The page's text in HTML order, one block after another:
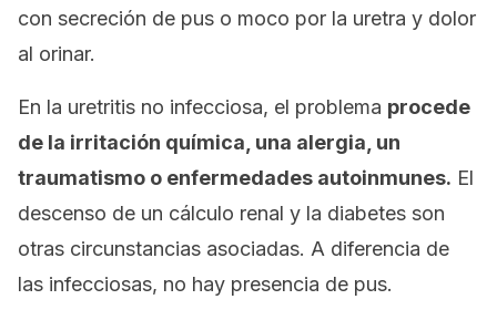
con secreción de pus o moco por la uretra y dolor
al orinar.
En la uretritis no infecciosa, el problema procede
de la irritación química, una alergia, un
traumatismo o enfermedades autoinmunes. El
descenso de un cálculo renal y la diabetes son
otras circunstancias asociadas. A diferencia de
las infecciosas, no hay presencia de pus.